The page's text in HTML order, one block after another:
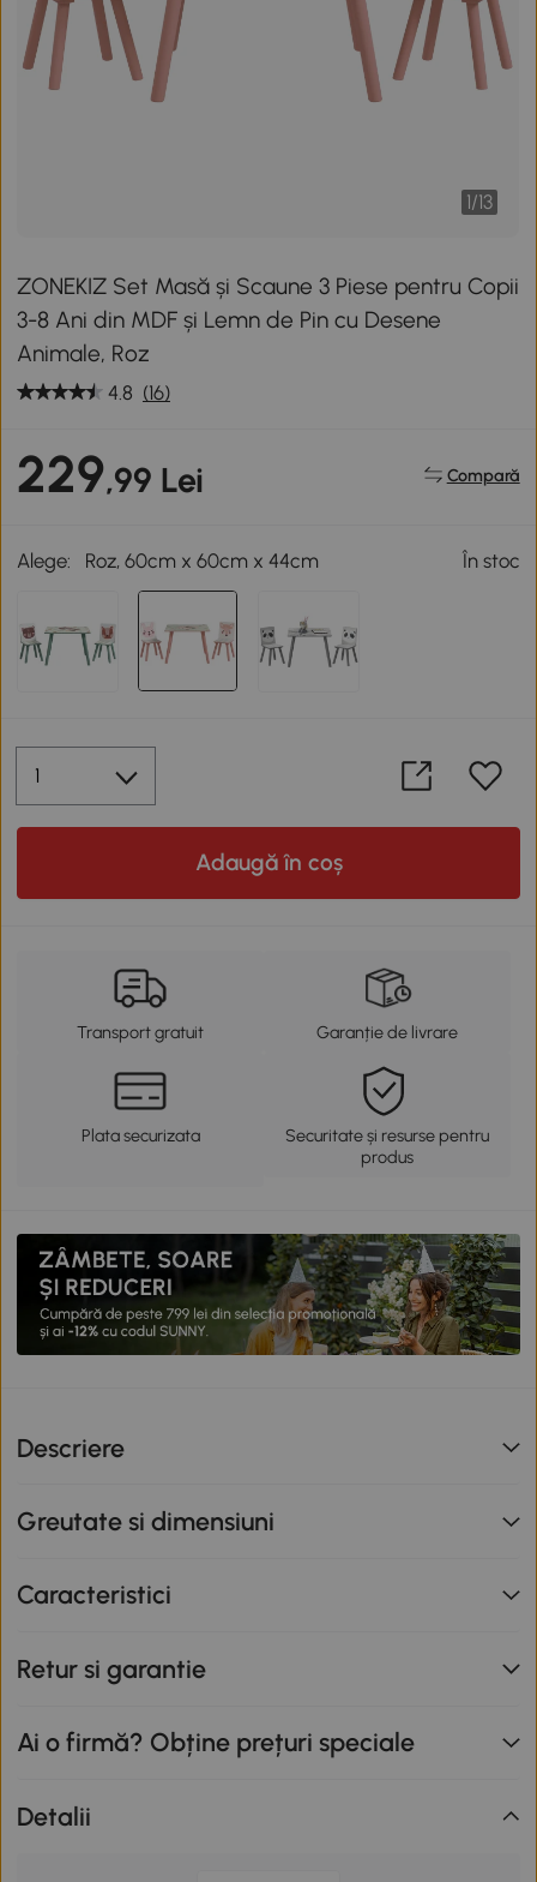
1/13
ZONEKIZ Set Masă și Scaune 3 Piese pentru Copii
3-8 Ani din MDF și Lemn de Pin cu Desene
Animale, Roz
4.8 (16)
229,99 Lei Compară
Alege: Roz, 60cm x 60cm x 44cm În stoc
Adaugă în coș
Transport gratuit Garanție de livrare
Plata securizata
Securitate și resurse pentru
produs
Descriere
Greutate si dimensiuni
Caracteristici
Retur si garantie
Ai o firmă? Obține prețuri speciale
Detalii